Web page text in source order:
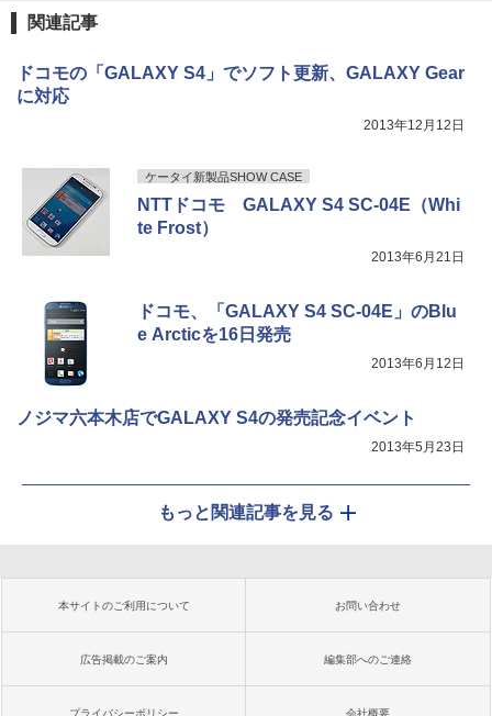
関連記事
ドコモの「GALAXY S4」でソフト更新、GALAXY Gear
に対応
2013年12月12日
ケータイ新製品SHOW CASE
NTTドコモ GALAXY S4 SC-04E（Whi
te Frost）
2013年6月21日
ドコモ、「GALAXY S4 SC-04E」のBlu
e Arcticを16日発売
2013年6月12日
ノジマ六本木店でGALAXY S4の発売記念イベント
2013年5月23日
もっと関連記事を見る
本サイトのご利用について お問い合わせ
広告掲載のご案内 編集部へのご連絡
プライバシーポリシー 会社概要